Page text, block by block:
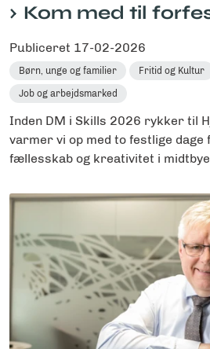
Kom med til
Publiceret 17-02-2026
Børn, unge og familier Fritid og Kultur
Job og arbejdsmarked
Inden DM i Skills 2026 rykker til
varmer vi op med to festlige dage
fællesskab og kreativitet i